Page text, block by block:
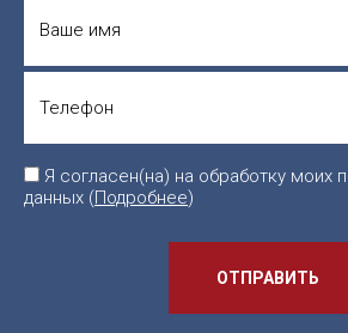
Я согласен(на) на обработку моих
данных (Подробнее)
ОТПРАВИТЬ